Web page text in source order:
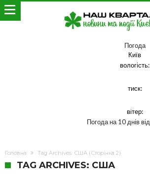
Погода
Київ
вологість:
тиск:
вітер:
Погода на 10 днів від
Головна Tag Archives: США (Сторінка 2)
TAG ARCHIVES: США